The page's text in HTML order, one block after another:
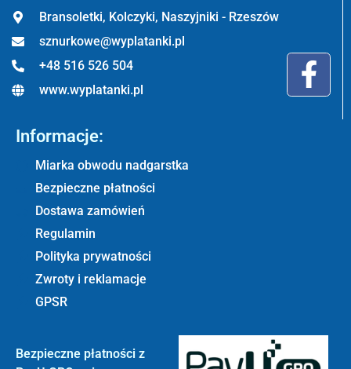
Bransoletki, Kolczyki, Naszyjniki - Rzeszów
sznurkowe@wyplatanki.pl
+48 516 526 504
www.wyplatanki.pl
Informacje:
Miarka obwodu nadgarstka
Bezpieczne płatności
Dostawa zamówień
Regulamin
Polityka prywatności
Zwroty i reklamacje
GPSR
Bezpieczne płatności z